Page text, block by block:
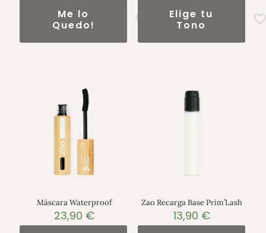
Me lo
Quedo!
Elige tu
Tono
Máscara Waterproof
23,90 €
Zao Recarga Base Prim’Lash
13,90 €